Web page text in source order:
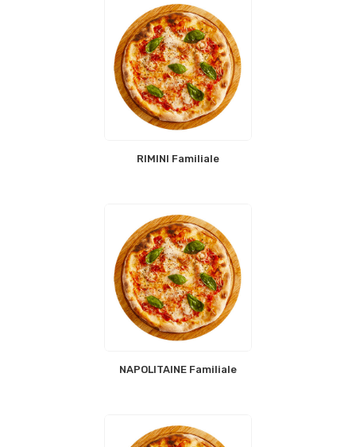
RIMINI Familiale
NAPOLITAINE Familiale